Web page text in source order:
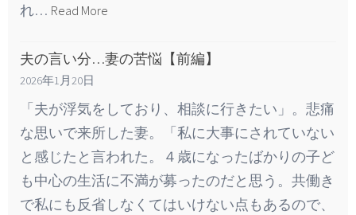
れ… Read More
夫の言い分…妻の苦悩【前編】
2026年1月20日
「夫が浮気をしており、相談に行きたい」。悲痛
な思いで来所した妻。「私に大事にされていない
と感じたと言われた。４歳になったばかりの子ど
も中心の生活に不満が募ったのだと思う。共働き
で私にも反省しなくてはいけない点もあるので、